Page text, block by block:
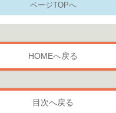
ページTOPへ
HOMEへ戻る
目次へ戻る